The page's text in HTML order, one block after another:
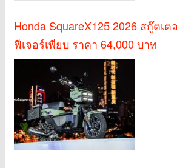
Honda SquareX125 2026 สกู๊ตเต
ฟีเจอร์เพียบ ราคา 64,000 บาท